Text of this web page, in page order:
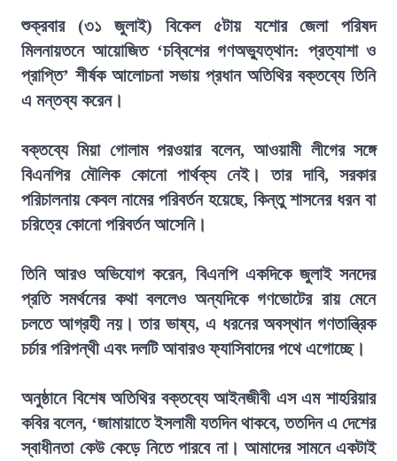
শুক্রবার (৩১ জুলাই) বিকেল ৫টায় যশোর জেলা পরিষদ
মিলনায়তনে আয়োজিত ‘চব্বিশের গণঅভ্যুত্থান: প্রত্যাশা ও
প্রাপ্তি’ শীর্ষক আলোচনা সভায় প্রধান অতিথির বক্তব্যে তিনি
এ মন্তব্য করেন।
বক্তব্যে মিয়া গোলাম পরওয়ার বলেন, আওয়ামী লীগের সঙ্গে
বিএনপির মৌলিক কোনো পার্থক্য নেই। তার দাবি, সরকার
পরিচালনায় কেবল নামের পরিবর্তন হয়েছে, কিন্তু শাসনের ধরন বা
চরিত্রে কোনো পরিবর্তন আসেনি।
তিনি আরও অভিযোগ করেন, বিএনপি একদিকে জুলাই সনদের
প্রতি সমর্থনের কথা বললেও অন্যদিকে গণভোটের রায় মেনে
চলতে আগ্রহী নয়। তার ভাষ্য, এ ধরনের অবস্থান গণতান্ত্রিক
চর্চার পরিপন্থী এবং দলটি আবারও ফ্যাসিবাদের পথে এগোচ্ছে।
অনুষ্ঠানে বিশেষ অতিথির বক্তব্যে আইনজীবী এস এম শাহরিয়ার
কবির বলেন, ‘জামায়াতে ইসলামী যতদিন থাকবে, ততদিন এ দেশের
স্বাধীনতা কেউ কেড়ে নিতে পারবে না। আমাদের সামনে একটাই